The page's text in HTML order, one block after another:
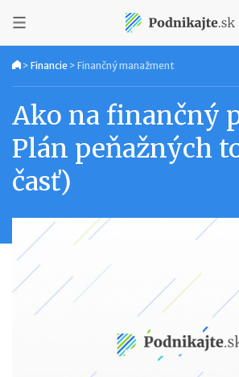
> Financie > Finančný manažment
Ako na finančný
Plán peňažných
časť)